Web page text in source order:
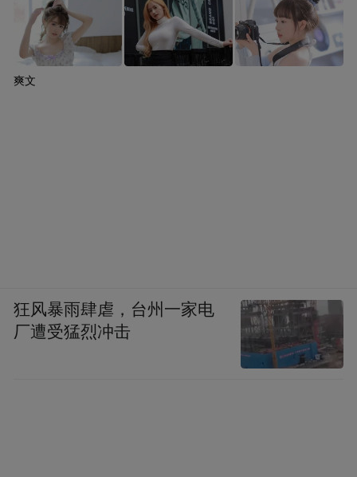
爽文
狂风暴雨肆虐，台州一家电
厂遭受猛烈冲击